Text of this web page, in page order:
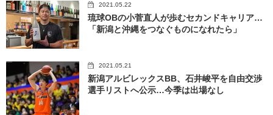
2021.05.22
琉球OBの小菅直人が歩むセカンドキャリア…
「新潟と沖縄をつなぐものになれたら」
2021.05.21
新潟アルビレックスBB、石井峻平を自由交渉
選手リストへ公示…今季は出場なし